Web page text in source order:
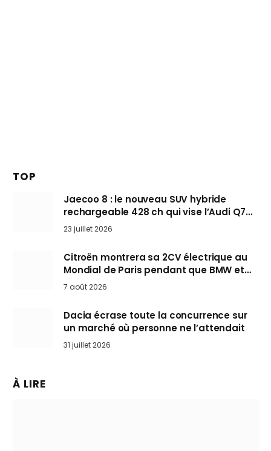
TOP
Jaecoo 8 : le nouveau SUV hybride
rechargeable 428 ch qui vise l’Audi Q7
arrive en Europe cet automne
23 juillet 2026
Citroën montrera sa 2CV électrique au
Mondial de Paris pendant que BMW et
Mini désertent le salon
7 août 2026
Dacia écrase toute la concurrence sur
un marché où personne ne l’attendait
31 juillet 2026
À LIRE